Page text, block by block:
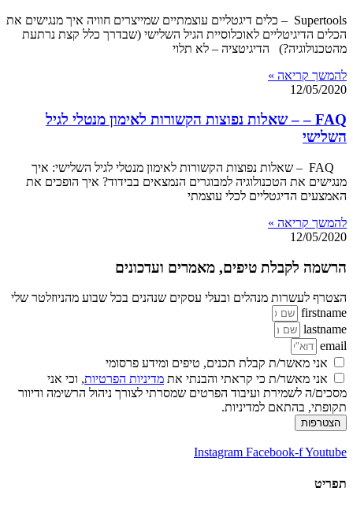
Supertools – כלים דיגטליים עוצמתיים שמייצרים חוויה איך מנגישים את
הכלים הדיגיטליים לאוכלוסיית הגיל השלישי (שבדרך כלל קצת נרתעת
מהטכנולוגיה?) הדיגיטציה – לא תלוי
להמשך קריאה »
12/05/2020
FAQ – – שאלות נפוצות הקשורות לאימון מנטלי לגיל
השלישי
FAQ – שאלות נפוצות הקשורות לאימון מנטלי לגיל השלישי: איך
מנגישים את הטכנולוגיה למבוגרים הנמצאים בבידוד? איך הופכים את
האמצעים הדיגטליים לכלי עוצמתי
להמשך קריאה »
12/05/2020
הרשמה לקבלת טיפים, מאמרים ועדכונים
הצטרף לעשרות מנהלים ובעלי עסקים שנהנים בכל שבוע מהניוזלטר שלי
firstname
lastname
email
אני מאשר/ת קבלת תכנים, טיפים ומידע פרסומי
אני מאשר/ת כי קראתי והבנתי את מדיניות הפרטיות, וכי אני
מסכים/ה לשמירת ועיבוד הפרטים שמסרתי לצורך ניהול הרשימה ודיוור
תקופתי, בהתאם למדיניות.
הצטרפות
Instagram Facebook-fYoutube
תפריט